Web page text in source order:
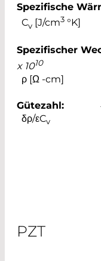
Spezifische
Cv [J/cm3 °K]
Spezifischer
x 1010
ρ [Ω -cm]
Gütezahl:
δρ/εCv
PZT